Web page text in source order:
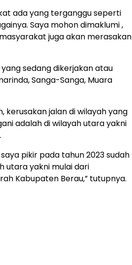
ada yang terganggu seperti
Saya mohon dimaklumi ,
juga akan merasakan
sedang dikerjakan atau
Sanga-Sanga, Muara
kerusakan jalan di wilayah yang
adalah di wilayah utara yakni
pikir pada tahun 2023 sudah
utara yakni mulai dari
Kabupaten Berau,” tutupnya.